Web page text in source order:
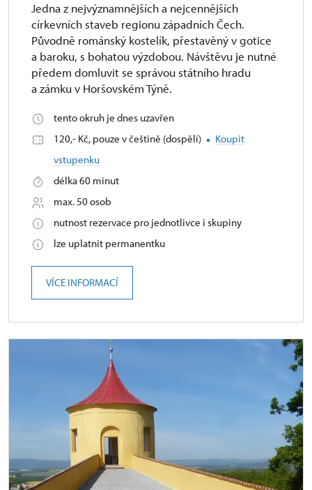
Jedna z nejvýznamnějších a nejcennějších
církevních staveb regionu západních Čech.
Původně románský kostelík, přestavěný v gotice
a baroku, s bohatou výzdobou. Návštěvu je nutné
předem domluvit se správou státního hradu
a zámku v Horšovském Týně.
tento okruh je dnes uzavřen
120,- Kč, pouze v češtině (dospělí)
Koupit
vstupenku
délka 60 minut
max. 50 osob
nutnost rezervace pro jednotlivce i skupiny
lze uplatnit permanentku
VÍCE INFORMACÍ